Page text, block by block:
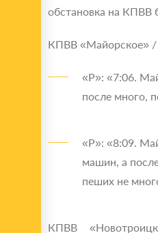
обстановка на
КПВВ «Майорское»
«Р»: «7:06.
после много,
«Р»: «8:09.
машин, а
пеших не
КПВВ